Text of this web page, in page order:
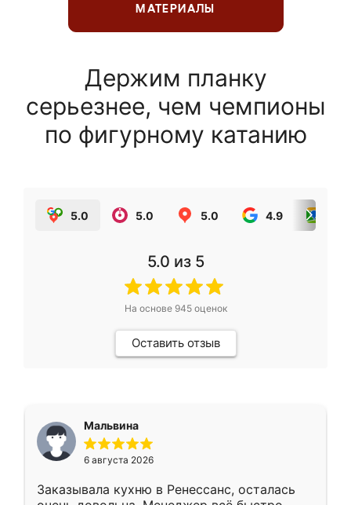
МАТЕРИАЛЫ
Держим планку
серьезнее, чем чемпионы
по фигурному катанию
5.0 5.0 5.0 4.9
5.0 из 5
На основе 945оценок
Оставить отзыв
Мальвина
6 августа 2026
Заказывала кухню в Ренессанс, осталась